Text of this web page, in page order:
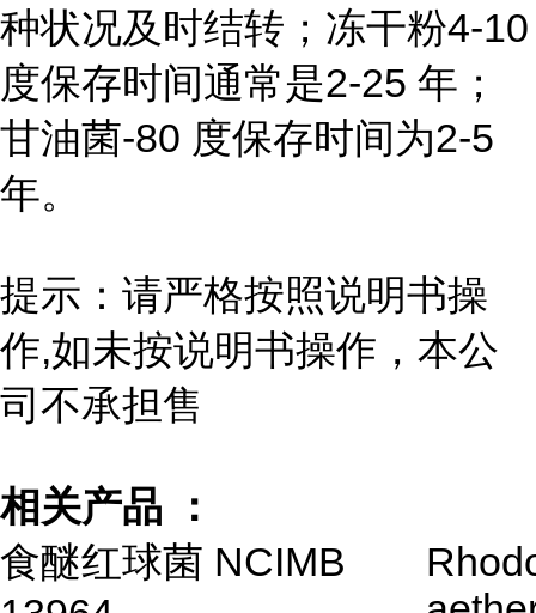
种状况及时结转；冻干粉4-10
度保存时间通常是2-25 年；
甘油菌-80 度保存时间为2-5
年。
提示：请严格按照说明书操
作,如未按说明书操作，本公
司不承担售
相关产品 ：
食醚红球菌 NCIMB